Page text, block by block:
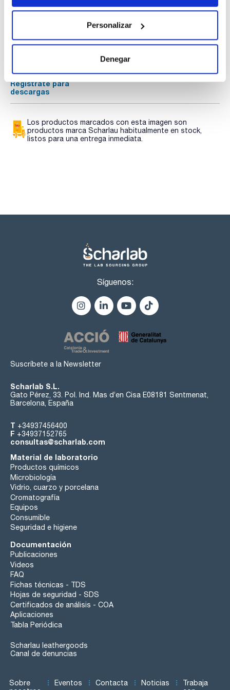
Personalizar
Denegar
suministrará posteriormente.
también en el mismo pedido de la balanza.
Documentación técnica
descargas
Regístrate para
descargas
Los productos marcados con esta imagen son
productos marca Scharlau habitualmente en stock,
listos para una entrega inmediata.
Síguenos:
Suscríbete a la Newsletter
Scharlab S.L.
Gato Pérez, 33. Pol. Ind. Mas d’en Cisa E08181 Sentmenat,
Barcelona, España
T +34937456400
F +34937152765
consultas@scharlab.com
Material de laboratorio
Productos químicos
Microbiología
Vidrio, cuarzo y porcelana
Cromatografía
Equipos
Consumible
Seguridad e higiene
Documentación
Publicaciones
Videos
FAQ
Fichas técnicas - TDS
Hojas de seguridad - SDS
Certificados de análisis - COA
Aplicaciones
Tabla Periódica
Scharlau leathergoods
Canal de denuncias
Sobre
Eventos Contacta Noticias
Trabaja